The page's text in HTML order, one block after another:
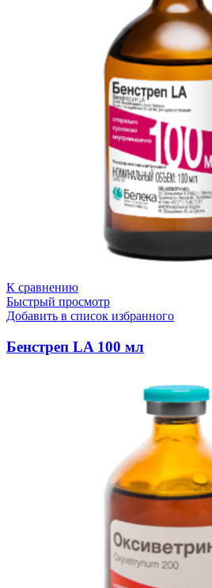
К сравнению
Быстрый просмотр
Добавить в список избранного
Бенстреп LA 100 мл